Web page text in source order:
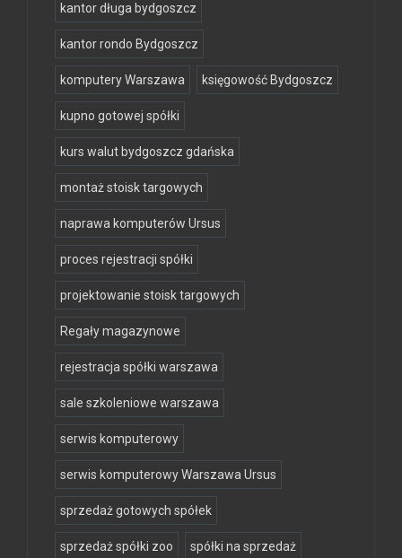
kantor długa bydgoszcz
kantor rondo Bydgoszcz
komputery Warszawa księgowość Bydgoszcz
kupno gotowej spółki
kurs walut bydgoszcz gdańska
montaż stoisk targowych
naprawa komputerów Ursus
proces rejestracji spółki
projektowanie stoisk targowych
Regały magazynowe
rejestracja spółki warszawa
sale szkoleniowe warszawa
serwis komputerowy
serwis komputerowy Warszawa Ursus
sprzedaż gotowych spółek
sprzedaż spółki zoo spółki na sprzedaż